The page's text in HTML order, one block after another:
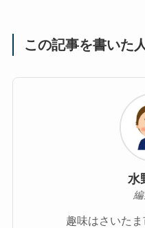
この記事を書いた人
水
趣味はさいたま